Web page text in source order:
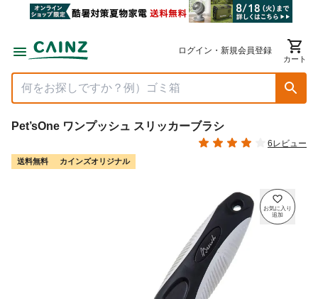
ログイン・新規会員登録
カート
Pet’sOne ワンプッシュ スリッカーブラシ
6レビュー
送料無料 カインズオリジナル